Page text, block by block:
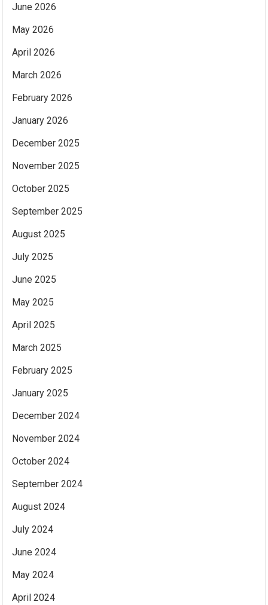
June 2026
May 2026
April 2026
March 2026
February 2026
January 2026
December 2025
November 2025
October 2025
September 2025
August 2025
July 2025
June 2025
May 2025
April 2025
March 2025
February 2025
January 2025
December 2024
November 2024
October 2024
September 2024
August 2024
July 2024
June 2024
May 2024
April 2024